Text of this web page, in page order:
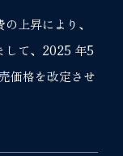
上昇により、
して、2025 年5
価格を改定させ